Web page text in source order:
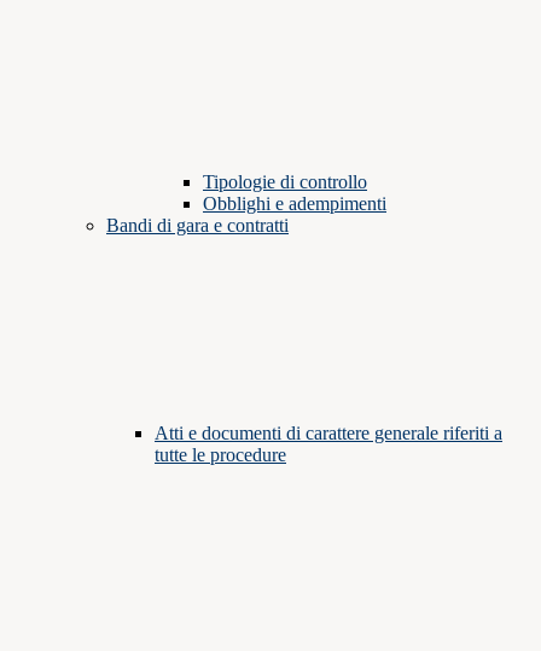
Tipologie di controllo
Obblighi e adempimenti
Bandi di gara e contratti
Atti e documenti di carattere generale riferiti a
tutte le procedure